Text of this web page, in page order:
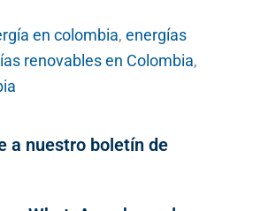
en colombia, energías
renovables en Colombia,
a nuestro boletín de